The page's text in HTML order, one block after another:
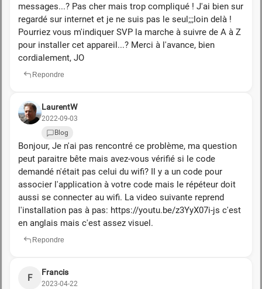
messages...? Pas cher mais trop compliqué ! J'ai bien sur
regardé sur internet et je ne suis pas le seul;;;loin delà !
Pourriez vous m'indiquer SVP la marche à suivre de A à Z
pour installer cet appareil...? Merci à l'avance, bien
cordialement, JO
Repondre
LaurentW
2022-09-03
Blog
Bonjour, Je n'ai pas rencontré ce problème, ma question
peut paraitre bête mais avez-vous vérifié si le code
demandé n'était pas celui du wifi? Il y a un code pour
associer l'application à votre code mais le répéteur doit
aussi se connecter au wifi. La video suivante reprend
l'installation pas à pas: https://youtu.be/z3YyX07i-js c'est
en anglais mais c'est assez visuel.
Repondre
F
Francis
2023-04-22